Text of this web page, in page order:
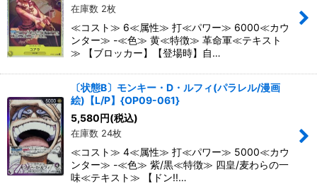
在庫数 2枚
≪コスト≫ 6≪属性≫ 打≪パワー≫ 6000≪カウ
ンター≫ -≪色≫ 黄≪特徴≫ 革命軍≪テキスト
≫ 【ブロッカー】【登場時】自…
〔状態B〕モンキー・D・ルフィ(パラレル/漫画
絵)【L/P】{OP09-061}
5,580円(税込)
在庫数 24枚
≪コスト≫ 4≪属性≫ 打≪パワー≫ 5000≪カウ
ンター≫ -≪色≫ 紫/黒≪特徴≫ 四皇/麦わらの一
味≪テキスト≫ 【ドン!!…